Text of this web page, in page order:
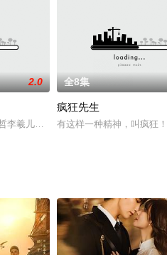
2.0
李羲儿刘蔚森赵慧仙
全8集
疯狂先生
有这样一种精神，叫疯狂